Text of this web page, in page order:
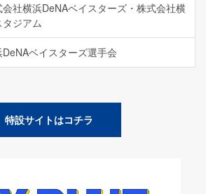
会社横浜DeNAベイスターズ・株式会社横
ジアム
DeNAベイスターズ選手会
特設サイトはコチラ